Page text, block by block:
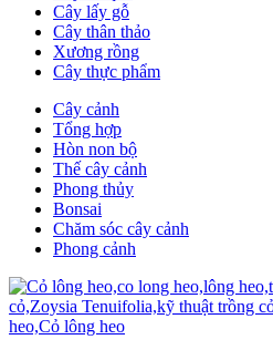
Cây lấy gỗ
Cây thân thảo
Xương rồng
Cây thực phẩm
Cây cảnh
Tổng hợp
Hòn non bộ
Thế cây cảnh
Phong thủy
Bonsai
Chăm sóc cây cảnh
Phong cảnh